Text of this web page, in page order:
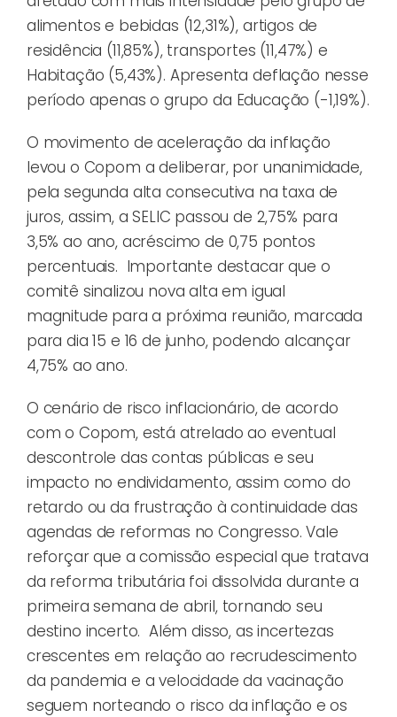
alimentos e bebidas (12,31%), artigos de
residência (11,85%), transportes (11,47%) e
Habitação (5,43%). Apresenta deflação nesse
período apenas o grupo da Educação (-1,19%).
O movimento de aceleração da inflação
levou o Copom a deliberar, por unanimidade,
pela segunda alta consecutiva na taxa de
juros, assim, a SELIC passou de 2,75% para
3,5% ao ano, acréscimo de 0,75 pontos
percentuais. Importante destacar que o
comitê sinalizou nova alta em igual
magnitude para a próxima reunião, marcada
para dia 15 e 16 de junho, podendo alcançar
4,75% ao ano.
O cenário de risco inflacionário, de acordo
com o Copom, está atrelado ao eventual
descontrole das contas públicas e seu
impacto no endividamento, assim como do
retardo ou da frustração à continuidade das
agendas de reformas no Congresso. Vale
reforçar que a comissão especial que tratava
da reforma tributária foi dissolvida durante a
primeira semana de abril, tornando seu
destino incerto. Além disso, as incertezas
crescentes em relação ao recrudescimento
da pandemia e a velocidade da vacinação
seguem norteando o risco da inflação e os